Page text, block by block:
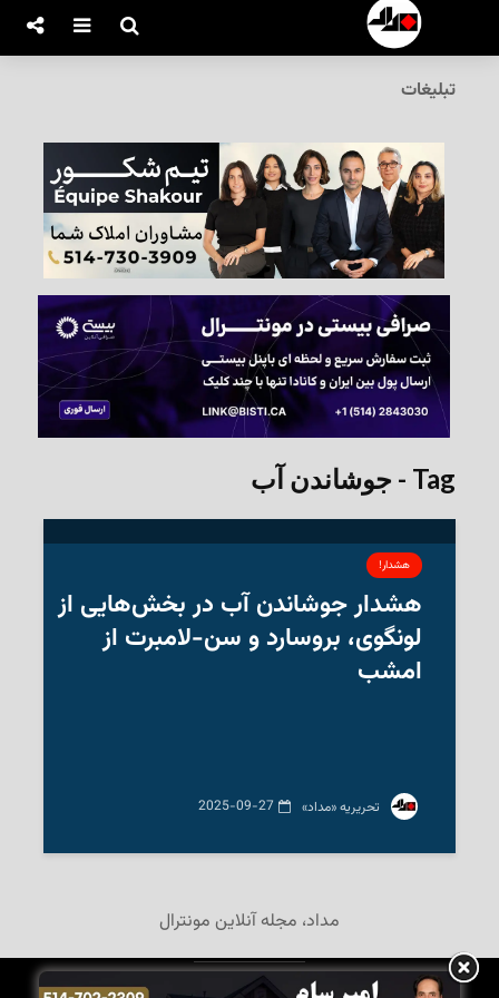
تبلیغات
Tag - جوشاندن آب
هشدار!
هشدار جوشاندن آب در بخش‌هایی از
لونگوی، بروسارد و سن-لامبرت از
امشب
‌ تحریریه «مداد» 2025-09-27
مداد، مجله آنلاین مونترال